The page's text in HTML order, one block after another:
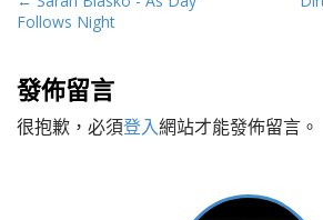
o
t
n
a
Follows Night
發佈留言
很抱歉，必須登入網站才能發佈留言。